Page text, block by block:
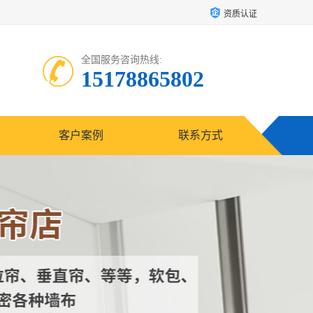
资质认证
全国服务咨询热线:
15178865802
客户案例 联系方式